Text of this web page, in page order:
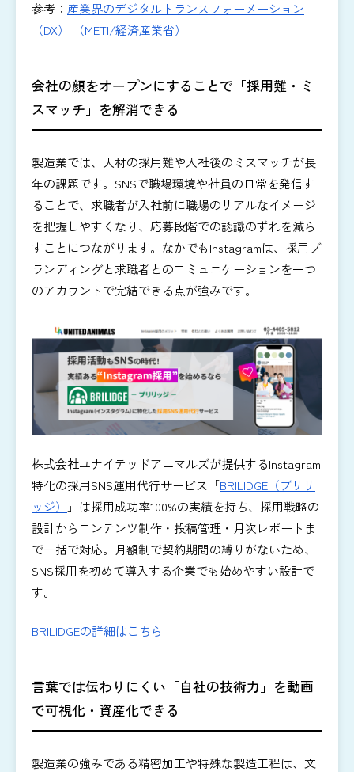
参考： 産業界のデジタルトランスフォーメーション
（DX） （METI/経済産業省）
会社の顔をオープンにすることで「採用難・ミ
スマッチ」を解消できる
製造業では、人材の採用難や入社後のミスマッチが長
年の課題です。SNSで職場環境や社員の日常を発信す
ることで、求職者が入社前に職場のリアルなイメージ
を把握しやすくなり、応募段階での認識のずれを減ら
すことにつながります。なかでもInstagramは、採用ブ
ランディングと求職者とのコミュニケーションを一つ
のアカウントで完結できる点が強みです。
株式会社ユナイテッドアニマルズが提供するInstagram
特化の採用SNS運用代行サービス「BRILIDGE（ブリリ
ッジ）
」は採用成功率100%の実績を持ち、採用戦略の
設計からコンテンツ制作・投稿管理・月次レポートま
で一括で対応。月額制で契約期間の縛りがないため、
SNS採用を初めて導入する企業でも始めやすい設計で
す。
BRILIDGEの詳細はこちら
言葉では伝わりにくい「自社の技術力」を動画
で可視化・資産化できる
製造業の強みである精密加工や特殊な製造工程は、文